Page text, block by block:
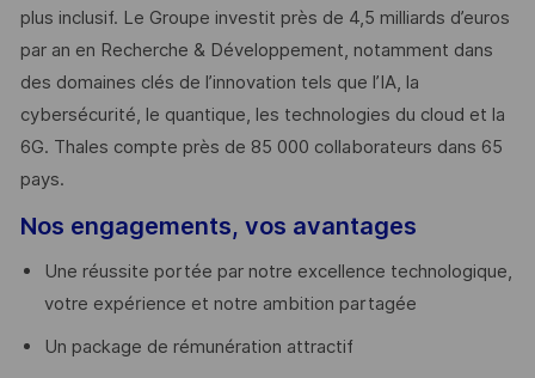
plus inclusif. Le Groupe investit près de 4,5 milliards d’euros
par an en Recherche & Développement, notamment dans
des domaines clés de l’innovation tels que l’IA, la
cybersécurité, le quantique, les technologies du cloud et la
6G. Thales compte près de 85 000 collaborateurs dans 65
pays. ​
Nos engagements, vos avantages
Une réussite portée par notre excellence technologique,
votre expérience et notre ambition partagée
Un package de rémunération attractif